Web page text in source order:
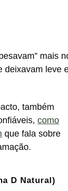
mais
deixavam leve
também
como
que fala sobre
D Natural)